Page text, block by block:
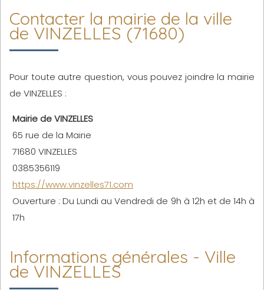
Contacter la mairie de la ville
de VINZELLES (71680)
Pour toute autre question, vous pouvez joindre la mairie
de VINZELLES :
Mairie de VINZELLES
65 rue de la Mairie
71680 VINZELLES
0385356119
https://www.vinzelles71.com
Ouverture : Du Lundi au Vendredi de 9h à 12h et de 14h à
17h
Informations générales - Ville
de VINZELLES